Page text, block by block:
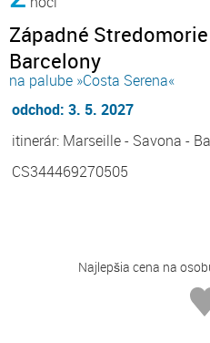
Západné
Barcelony
na palube »Costa Serena«
odchod: 3. 5. 2027
itinerár: Marseille - Savona -
CS344469270505
Najlepšia cena na